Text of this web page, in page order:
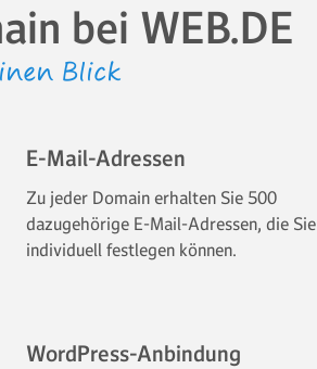
bei WEB.DE
Blick
E-Mail-Adressen
Zu jeder Domain erhalten Sie 500
dazugehörige E-Mail-Adressen, die Sie
individuell festlegen können.
WordPress-Anbindung